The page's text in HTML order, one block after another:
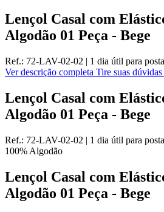
Lençol Casal com
Algodão 01 Peça - Bege
Ref.: 72-LAV-02-02 | 1 dia útil para
Ver descrição completa Tire suas
Lençol Casal com
Algodão 01 Peça - Bege
Ref.: 72-LAV-02-02 | 1 dia útil para
100% Algodão
Lençol Casal com
Algodão 01 Peça - Bege